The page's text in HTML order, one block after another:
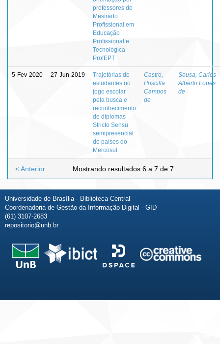
professores do
Mestrado
Profissional em
Educação
Profissional e
Tecnológica –
ProfEPT
5-Fev-2020 27-Jun-2019
Trajetórias de
estudantes no
jogo escolar
pela busca e
reconhecimento
de diplomas
Stricto Sensu
semipresencial
de países do
Mercosul
Castro,
Priscilla
Campos
de
Sousa, Carlos
Alberto Lopes
de
Mostrando resultados 6 a 7 de 7
< Anterior
Universidade de Brasília - Biblioteca Central
Coordenadoria de Gestão da Informação Digital - GID
(61) 3107-2683
repositorio@unb.br